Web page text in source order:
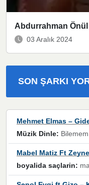
Abdurrahman
03 Aralık 2024
SON ŞARKI
Mehmet Elmas –
Müzik Dinle: Bilemem artık senden bir şans
Mabel Matiz Ft
boyalida saçlarin: mabel